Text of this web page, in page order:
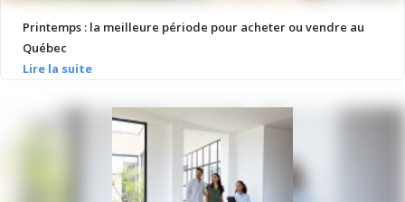
Printemps : la meilleure période pour acheter ou vendre au
Québec